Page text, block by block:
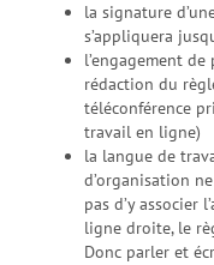
la signature
s’appliquera
l’engagement
rédaction du
téléconférence
travail en ligne)
la langue de
d’organisation
pas d’y associer
ligne droite, le
Donc parler et